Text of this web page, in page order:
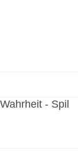
- Spil